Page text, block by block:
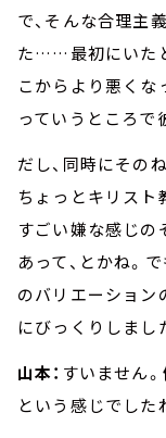
で、そんな合理主
た……最初にいた
こからより悪くな
っていうところで
だし、同時にその
ちょっとキリス
すごい嫌な感じの
あって、とかね。
のバリエーション
にびっくりしまし
山本： すいません。
という感じでした